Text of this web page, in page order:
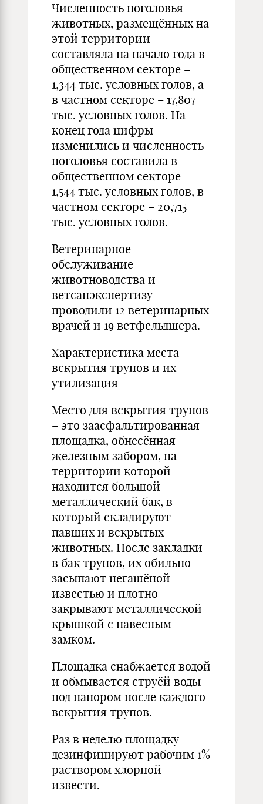
Численность поголовья
животных, размещённых на
этой территории
составляла на начало года в
общественном секторе –
1,344 тыс. условных голов, а
в частном секторе – 17,807
тыс. условных голов. На
конец года цифры
изменились и численность
поголовья составила в
общественном секторе –
1,544 тыс. условных голов, в
частном секторе – 20,715
тыс. условных голов.
Ветеринарное
обслуживание
животноводства и
ветсанэкспертизу
проводили 12 ветеринарных
врачей и 19 ветфельдшера.
Характеристика места
вскрытия трупов и их
утилизация
Место для вскрытия трупов
– это заасфальтированная
площадка, обнесённая
железным забором, на
территории которой
находится большой
металлический бак, в
который складируют
павших и вскрытых
животных. После закладки
в бак трупов, их обильно
засыпают негашёной
известью и плотно
закрывают металлической
крышкой с навесным
замком.
Площадка снабжается водой
и обмывается струёй воды
под напором после каждого
вскрытия трупов.
Раз в неделю площадку
дезинфицируют рабочим 1%
раствором хлорной
извести.